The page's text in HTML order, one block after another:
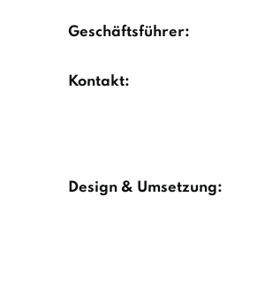
Geschäftsführer:
Kontakt:
Design & Umsetzung: